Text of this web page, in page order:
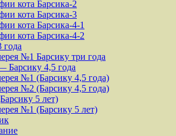
кота Барсика-2
кота Барсика-3
кота Барсика-4-1
кота Барсика-4-2
года
№1 Барсику три года
Барсику 4,5 года
№1 (Барсику 4,5 года)
№2 (Барсику 4,5 года)
5 лет)
№1 (Барсику 5 лет)